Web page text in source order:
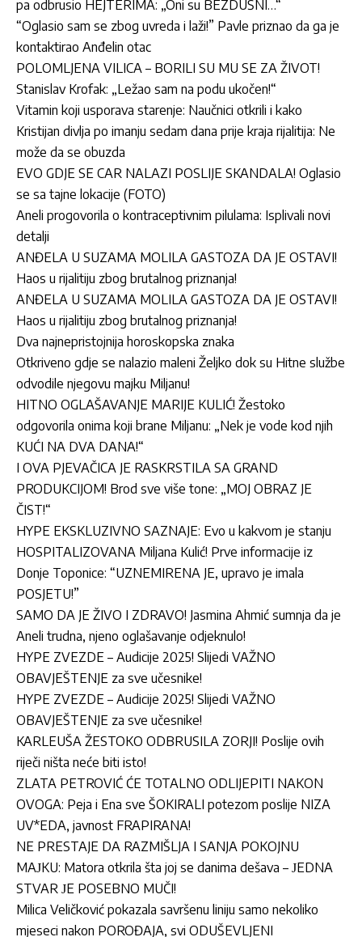
pa odbrusio HEJTERIMA: „Oni su BEZDUŠNI…“
“Oglasio sam se zbog uvreda i laži!” Pavle priznao da ga je
kontaktirao Anđelin otac
POLOMLJENA VILICA – BORILI SU MU SE ZA ŽIVOT!
Stanislav Krofak: „Ležao sam na podu ukočen!“
Vitamin koji usporava starenje: Naučnici otkrili i kako
Kristijan divlja po imanju sedam dana prije kraja rijalitija: Ne
može da se obuzda
EVO GDJE SE CAR NALAZI POSLIJE SKANDALA! Oglasio
se sa tajne lokacije (FOTO)
Aneli progovorila o kontraceptivnim pilulama: Isplivali novi
detalji
ANĐELA U SUZAMA MOLILA GASTOZA DA JE OSTAVI!
Haos u rijalitiju zbog brutalnog priznanja!
ANĐELA U SUZAMA MOLILA GASTOZA DA JE OSTAVI!
Haos u rijalitiju zbog brutalnog priznanja!
Dva najnepristojnija horoskopska znaka
Otkriveno gdje se nalazio maleni Željko dok su Hitne službe
odvodile njegovu majku Miljanu!
HITNO OGLAŠAVANJE MARIJE KULIĆ! Žestoko
odgovorila onima koji brane Miljanu: „Nek je vode kod njih
KUĆI NA DVA DANA!“
I OVA PJEVAČICA JE RASKRSTILA SA GRAND
PRODUKCIJOM! Brod sve više tone: „MOJ OBRAZ JE
ČIST!“
HYPE EKSKLUZIVNO SAZNAJE: Evo u kakvom je stanju
HOSPITALIZOVANA Miljana Kulić! Prve informacije iz
Donje Toponice: “UZNEMIRENA JE, upravo je imala
POSJETU!”
SAMO DA JE ŽIVO I ZDRAVO! Jasmina Ahmić sumnja da je
Aneli trudna, njeno oglašavanje odjeknulo!
HYPE ZVEZDE – Audicije 2025! Slijedi VAŽNO
OBAVJEŠTENJE za sve učesnike!
HYPE ZVEZDE – Audicije 2025! Slijedi VAŽNO
OBAVJEŠTENJE za sve učesnike!
KARLEUŠA ŽESTOKO ODBRUSILA ZORJI! Poslije ovih
riječi ništa neće biti isto!
ZLATA PETROVIĆ ĆE TOTALNO ODLIJEPITI NAKON
OVOGA: Peja i Ena sve ŠOKIRALI potezom poslije NIZA
UV*EDA, javnost FRAPIRANA!
NE PRESTAJE DA RAZMIŠLJA I SANJA POKOJNU
MAЈKU: Matora otkrila šta joj se danima dešava – ЈEDNA
STVAR ЈE POSEBNO MUČI!
Milica Veličković pokazala savršenu liniju samo nekoliko
mjeseci nakon POROĐAJA, svi ODUŠEVLJENI